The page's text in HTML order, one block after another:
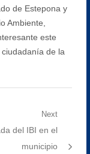
de Estepona y
Ambiente,
este
de la
Next
del IBI en el
municipio